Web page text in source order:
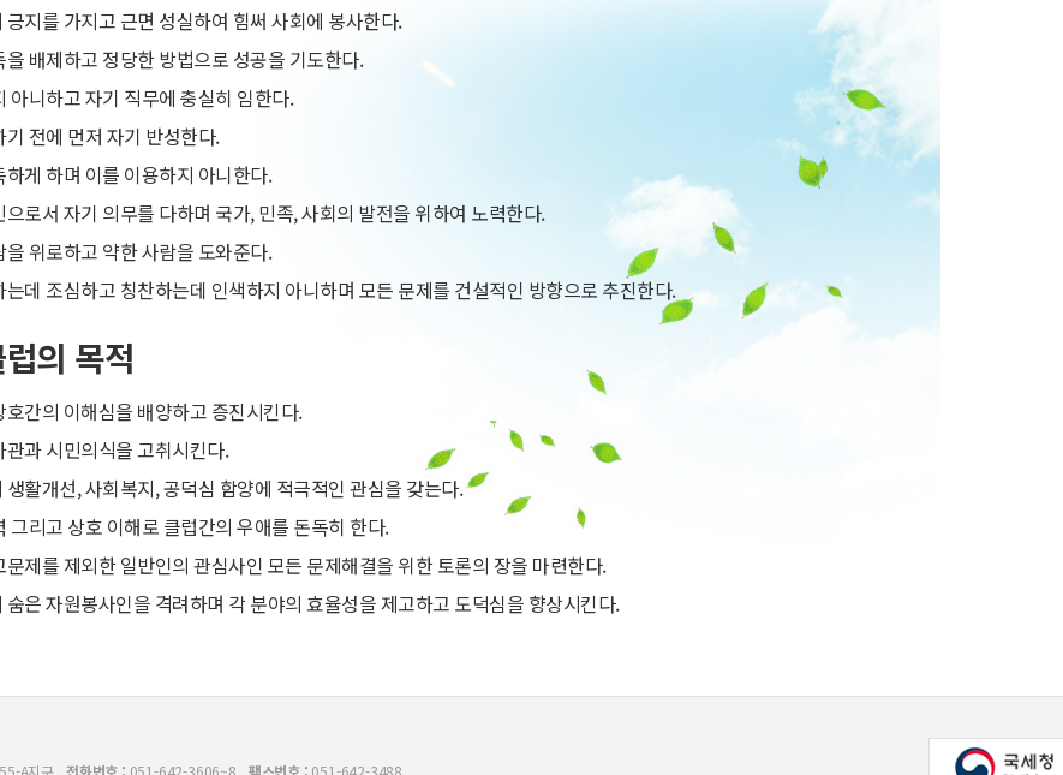
긍지를 가지고 근면 성실하여 힘써 사회에 봉사한다.
을 배제하고 정당한 방법으로 성공을 기도한다.
아니하고 자기 직무에 충실히 임한다.
기 전에 먼저 자기 반성한다.
하게 하며 이를 이용하지 아니한다.
으로서 자기 의무를 다하며 국가, 민족, 사회의 발전을 위하여 노력한다.
을 위로하고 약한 사람을 도와준다.
는데 조심하고 칭찬하는데 인색하지 아니하며 모든 문제를 건설적인 방향으로 추진한다.
의 목적
호간의 이해심을 배양하고 증진시킨다.
관과 시민의식을 고취시킨다.
생활개선, 사회복지, 공덕심 함양에 적극적인 관심을 갖는다.
그리고 상호 이해로 클럽간의 우애를 돈독히 한다.
문제를 제외한 일반인의 관심사인 모든 문제해결을 위한 토론의 장을 마련한다.
숨은 자원봉사인을 격려하며 각 분야의 효율성을 제고하고 도덕심을 향상시킨다.
A지구 전화번호 : 051-642-3606~8 팩스번호 : 051-642-3488